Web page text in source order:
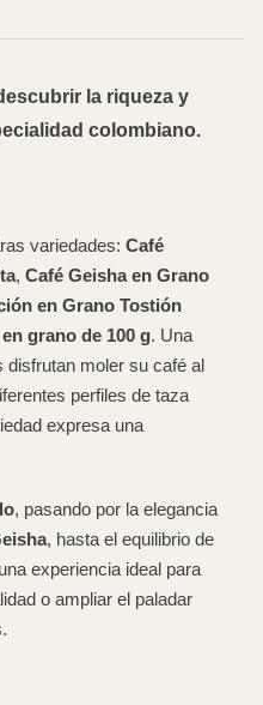
la riqueza y
colombiano.
variedades: Café
, Café Geisha en Grano
en Grano Tostión
en grano de 100 g. Una
disfrutan moler su café al
perfiles de taza
expresa una
, pasando por la elegancia
, hasta el equilibrio de
experiencia ideal para
o ampliar el paladar